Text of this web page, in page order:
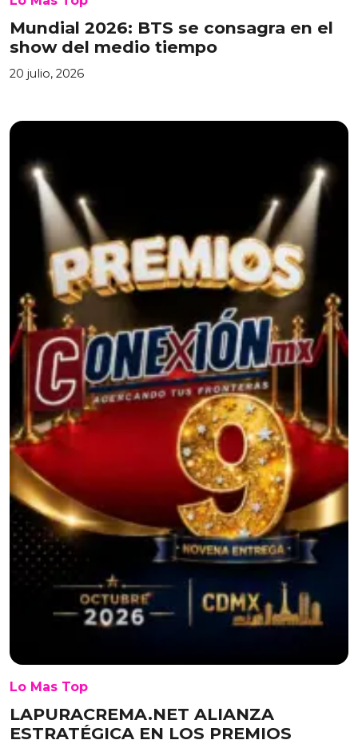
Mundial 2026: BTS se consagra en el
show del medio tiempo
20 julio, 2026
Lo Mas Top
LAPURACREMA.NET ALIANZA
ESTRATÉGICA EN LOS PREMIOS